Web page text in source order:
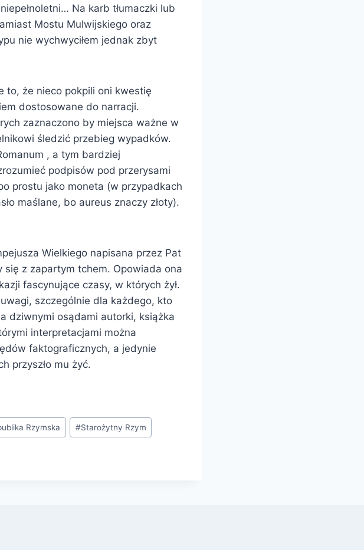
Na karb tłumaczki lub
Mostu Mulwijskiego oraz
nie wychwyciłem jednak zbyt
to, że nieco pokpili oni kwestię
dostosowane do narracji.
zaznaczono by miejsca ważne w
śledzić przebieg wypadków.
, a tym bardziej
podpisów pod przerysami
prostu jako moneta (w przypadkach
maślane, bo aureus znaczy złoty).
Wielkiego napisana przez Pat
się z zapartym tchem. Opowiada ona
fascynujące czasy, w których żył.
szczególnie dla każdego, kto
dziwnymi osądami autorki, książka
interpretacjami można
faktograficznych, a jedynie
przyszło mu żyć.
Rzymska #Starożytny Rzym